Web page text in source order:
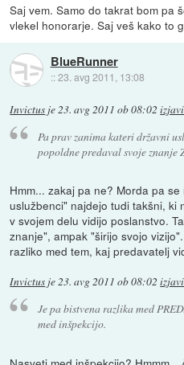
Saj vem. Samo do takrat bom pa
vlekel honorarje. Saj veš kako to
BlueRunner
::23. avg 2011, 13:08
Invictus je23. avg 2011 ob 08:02
Pa prav zanima kateri državni
popoldne predaval svoje znanje
Hmm... zakaj pa ne? Morda pa
uslužbenci" najdejo tudi takšni, ki
v svojem delu vidijo poslanstvo.
znanje", ampak "širijo svojo
razliko med tem, kaj predavatelj
Invictus je23. avg 2011 ob 08:02
Je pa bistvena razlika med
med inšpekcijo.